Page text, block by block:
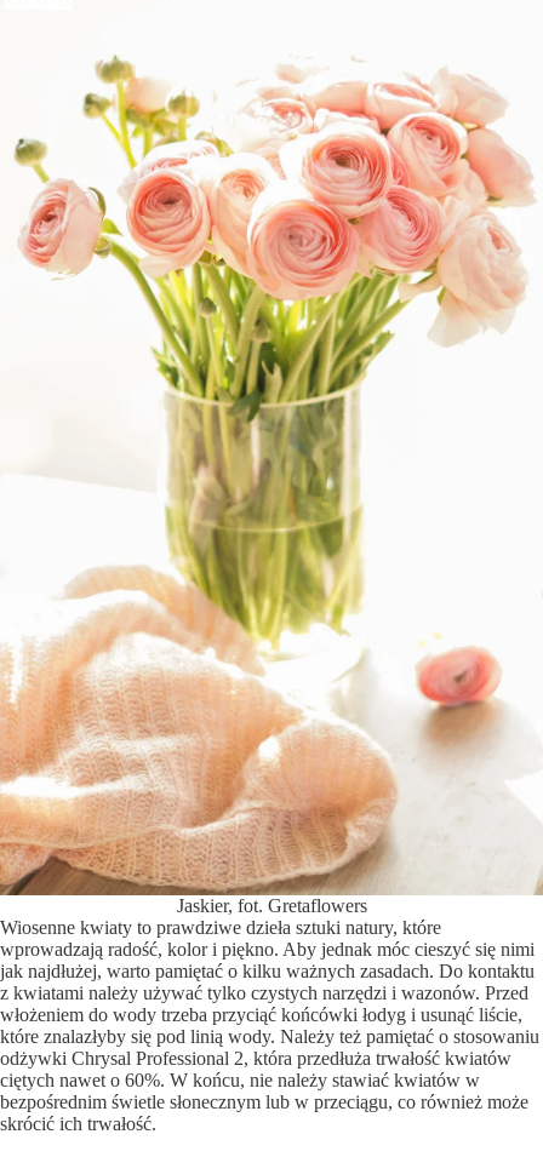
Jaskier, fot. Gretaflowers
Wiosenne kwiaty to prawdziwe dzieła sztuki natury, które
wprowadzają radość, kolor i piękno. Aby jednak móc cieszyć się nimi
jak najdłużej, warto pamiętać o kilku ważnych zasadach. Do kontaktu
z kwiatami należy używać tylko czystych narzędzi i wazonów. Przed
włożeniem do wody trzeba przyciąć końcówki łodyg i usunąć liście,
które znalazłyby się pod linią wody. Należy też pamiętać o stosowaniu
odżywki Chrysal Professional 2, która przedłuża trwałość kwiatów
ciętych nawet o 60%. W końcu, nie należy stawiać kwiatów w
bezpośrednim świetle słonecznym lub w przeciągu, co również może
skrócić ich trwałość.